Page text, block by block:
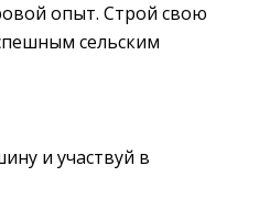
опыт. Строй свою
сельским
и участвуй в